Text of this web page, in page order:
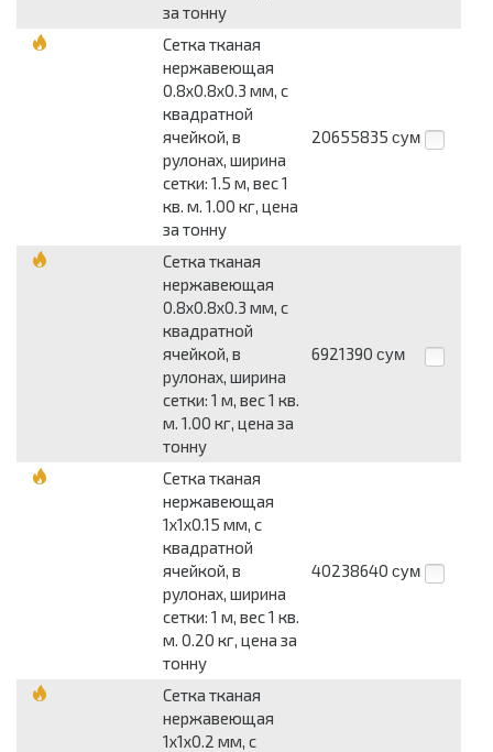
за тонну
Сетка тканая
нержавеющая
0.8x0.8x0.3 мм, c
квадратной
ячейкой, в
рулонах, ширина
сетки: 1.5 м, вес 1
кв. м. 1.00 кг, цена
за тонну
20655835 сум
Сетка тканая
нержавеющая
0.8x0.8x0.3 мм, c
квадратной
ячейкой, в
рулонах, ширина
сетки: 1 м, вес 1 кв.
м. 1.00 кг, цена за
тонну
6921390 сум
Сетка тканая
нержавеющая
1x1x0.15 мм, с
квадратной
ячейкой, в
рулонах, ширина
сетки: 1 м, вес 1 кв.
м. 0.20 кг, цена за
тонну
40238640 сум
Сетка тканая
нержавеющая
1x1x0.2 мм, c